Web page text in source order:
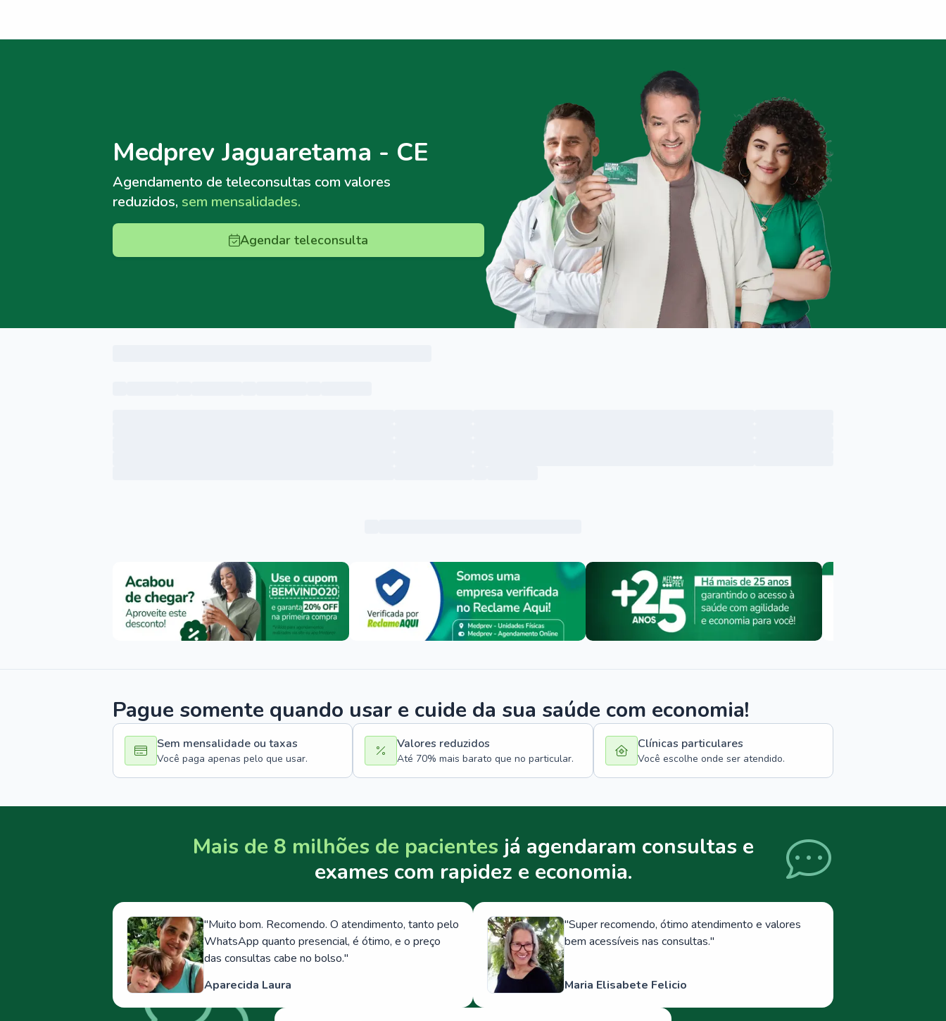
Medprev Jaguaretama - CE
Agendamento de teleconsultas com valores
reduzidos, sem mensalidades.
Agendar teleconsulta
Menu lateral
Pague somente quando usar e cuide da sua saúde com economia!
Sem mensalidade ou taxas
Você paga apenas pelo que usar.
Valores reduzidos
Até 70% mais barato que no particular.
Clínicas particulares
Você escolhe onde ser atendido.
Mais de 8 milhões de pacientes já agendaram consultas e
exames com rapidez e economia.
"Muito bom. Recomendo. O atendimento, tanto pelo
WhatsApp quanto presencial, é ótimo, e o preço
das consultas cabe no bolso."
Aparecida Laura
"Super recomendo, ótimo atendimento e valores
bem acessíveis nas consultas."
Maria Elisabete Felicio